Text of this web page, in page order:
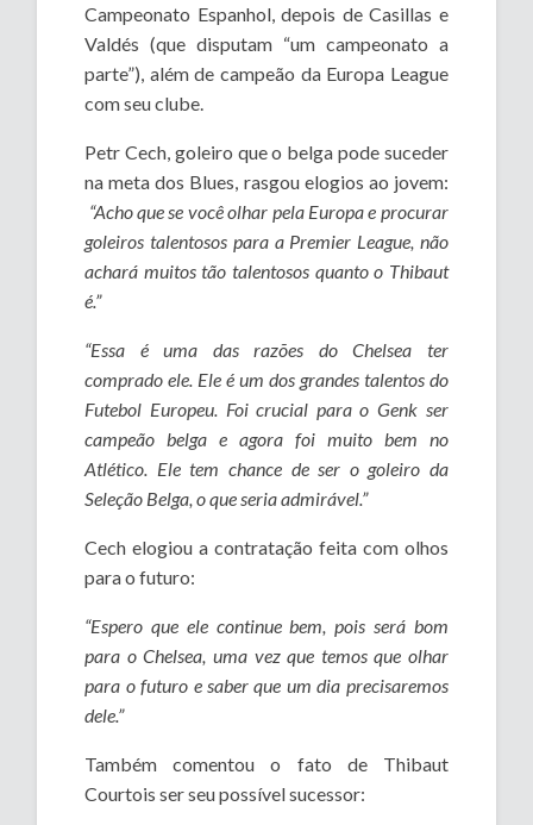
Campeonato Espanhol, depois de Casillas e
Valdés (que disputam “um campeonato a
parte”), além de campeão da Europa League
com seu clube.
Petr Cech, goleiro que o belga pode suceder
na meta dos Blues, rasgou elogios ao jovem:
“Acho que se você olhar pela Europa e procurar
goleiros talentosos para a Premier League, não
achará muitos tão talentosos quanto o Thibaut
é.”
“Essa é uma das razões do Chelsea ter
comprado ele. Ele é um dos grandes talentos do
Futebol Europeu. Foi crucial para o Genk ser
campeão belga e agora foi muito bem no
Atlético. Ele tem chance de ser o goleiro da
Seleção Belga, o que seria admirável.”
Cech elogiou a contratação feita com olhos
para o futuro:
“Espero que ele continue bem, pois será bom
para o Chelsea, uma vez que temos que olhar
para o futuro e saber que um dia precisaremos
dele.”
Também comentou o fato de Thibaut
Courtois ser seu possível sucessor: